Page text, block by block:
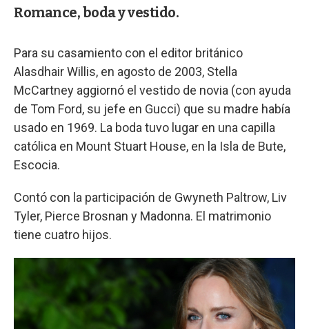
Romance, boda y vestido.
Para su casamiento con el editor británico
Alasdhair Willis, en agosto de 2003, Stella
McCartney aggiornó el vestido de novia (con ayuda
de Tom Ford, su jefe en Gucci) que su madre había
usado en 1969. La boda tuvo lugar en una capilla
católica en Mount Stuart House, en la Isla de Bute,
Escocia.
Contó con la participación de Gwyneth Paltrow, Liv
Tyler, Pierce Brosnan y Madonna. El matrimonio
tiene cuatro hijos.